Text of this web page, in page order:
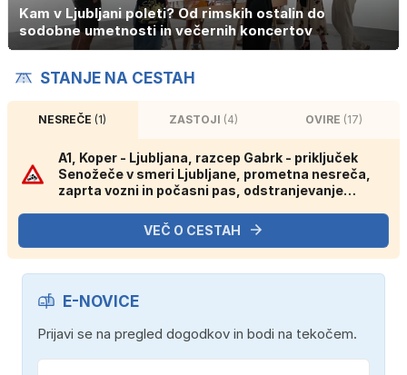
Kam v Ljubljani poleti? Od rimskih ostalin do
sodobne umetnosti in večernih koncertov
STANJE NA CESTAH
NESREČE(1) ZASTOJI (4) OVIRE (17)
A1, Koper - Ljubljana, razcep Gabrk - priključek
Senožeče v smeri Ljubljane, prometna nesreča,
zaprta vozni in počasni pas, odstranjevanje
VEČ O CESTAH
E-NOVICE
Prijavi se na pregled dogodkov in bodi na tekočem.